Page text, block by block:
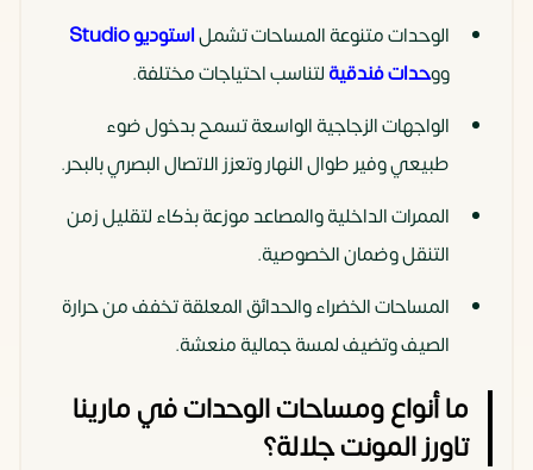
الوحدات متنوعة المساحات تشملاستوديو Studio
ووحدات فندقيةلتناسب احتياجات مختلفة.
الواجهات الزجاجية الواسعة تسمح بدخول ضوء
طبيعي وفير طوال النهار وتعزز الاتصال البصري بالبحر.
الممرات الداخلية والمصاعد موزعة بذكاء لتقليل زمن
التنقل وضمان الخصوصية.
المساحات الخضراء والحدائق المعلقة تخفف من حرارة
الصيف وتضيف لمسة جمالية منعشة.
ما أنواع ومساحات الوحدات في مارينا
تاورز المونت جلالة؟